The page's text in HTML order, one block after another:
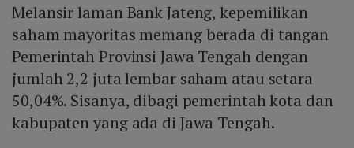
Melansir laman Bank Jateng, kepemilikan
saham mayoritas memang berada di tangan
Pemerintah Provinsi Jawa Tengah dengan
jumlah 2,2 juta lembar saham atau setara
50,04%. Sisanya, dibagi pemerintah kota dan
kabupaten yang ada di Jawa Tengah.